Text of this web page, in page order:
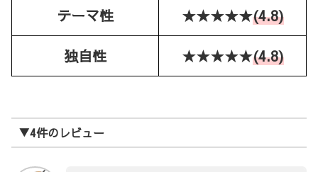
テーマ性 ★★★★★(4.8)
独自性 ★★★★★(4.8)
▼4件のレビュー